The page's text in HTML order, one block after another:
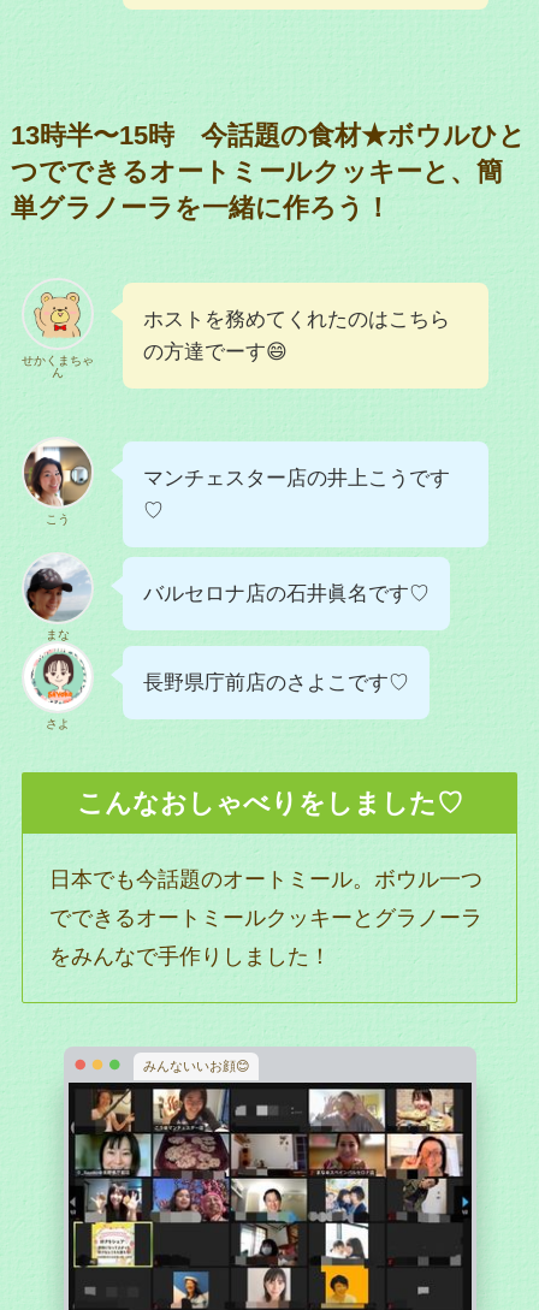
13時半〜15時 今話題の食材★ボウルひと
つでできるオートミールクッキーと、簡
単グラノーラを一緒に作ろう！
せかくまちゃ
ん
ホストを務めてくれたのはこちら
の方達でーす😄
こう
マンチェスター店の井上こうです
♡
まな
バルセロナ店の石井眞名です♡
さよ
長野県庁前店のさよこです♡
こんなおしゃべりをしました♡
日本でも今話題のオートミール。ボウル一つ
でできるオートミールクッキーとグラノーラ
をみんなで手作りしました！
みんないいお顔😊